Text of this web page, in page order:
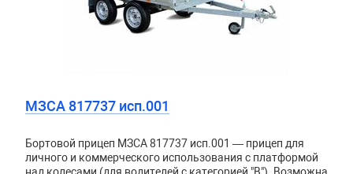
МЗСА 817737 исп.001
Бортовой прицеп МЗСА 817737 исп.001 — прицеп для
личного и коммерческого использования с платформой